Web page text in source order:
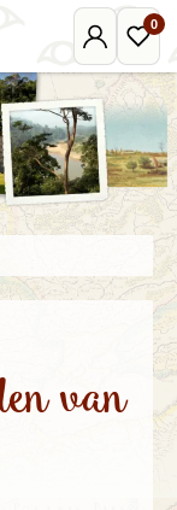
Mijn
Djoser
0
van